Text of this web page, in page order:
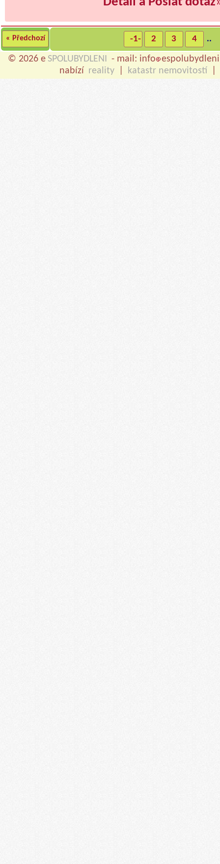
« Předchozí -1- 2 3 4 ..
© 2026 e SPOLUBYDLENI - mail: info
nabízí reality katastr nemovitostí